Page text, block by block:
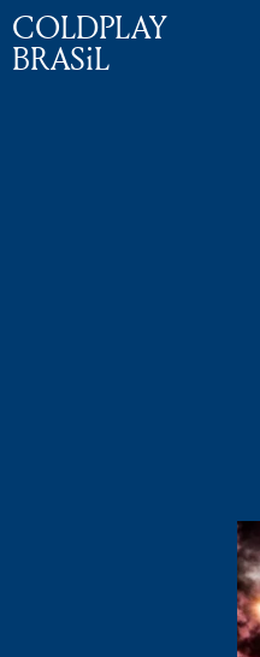
COLDPLAY
BRASiL